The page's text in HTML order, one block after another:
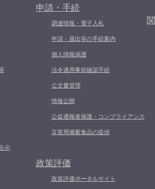
示
申請・手続
調達情報・電子入札
申請・届出等の手続案内
個人情報保護
法令適用事前確認手続
公文書管理
情報公開
公益通報者保護・コンプライアンス
災害用備蓄食品の提供
政策評価
政策評価ポータルサイト